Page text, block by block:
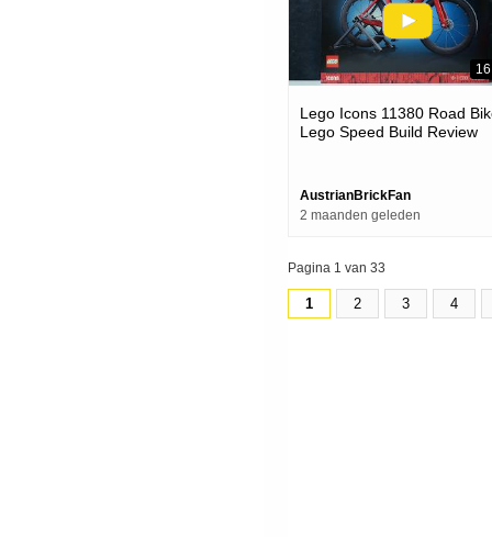
Lego Icons 11380 Road
Lego Speed Build Review
AustrianBrickFan
2 maanden geleden
Pagina 1 van 33
1 2 3 4